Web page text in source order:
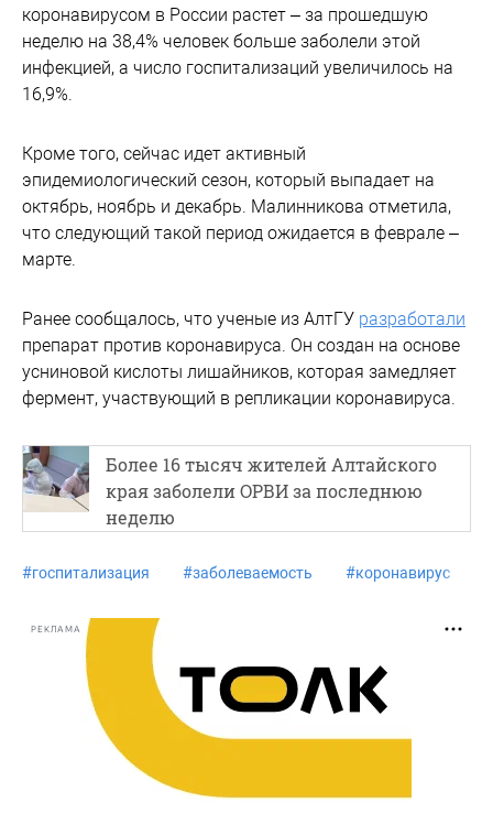
коронавирусом в России растет – за прошедшую
неделю на 38,4% человек больше заболели этой
инфекцией, а число госпитализаций увеличилось на
16,9%.
Кроме того, сейчас идет активный
эпидемиологический сезон, который выпадает на
октябрь, ноябрь и декабрь. Малинникова отметила,
что следующий такой период ожидается в феврале –
марте.
Ранее сообщалось, что ученые из АлтГУ разработали
препарат против коронавируса. Он создан на основе
усниновой кислоты лишайников, которая замедляет
фермент, участвующий в репликации коронавируса.
Более 16 тысяч жителей Алтайского
края заболели ОРВИ за последнюю
неделю
#госпитализация #заболеваемость #коронавирус
РЕКЛАМА